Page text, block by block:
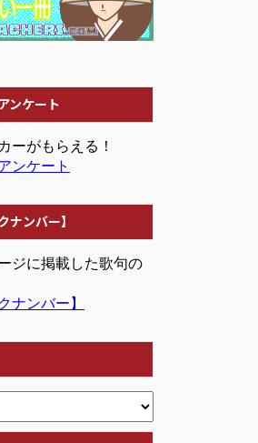
ンケート
ーがもらえる！
ンケート
ナンバー】
ジに掲載した歌句の
ナンバー】